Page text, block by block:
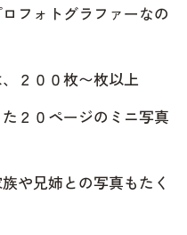
フォトグラファーなの
２００枚〜枚以上
２０ページのミニ写真
や兄姉との写真もたく